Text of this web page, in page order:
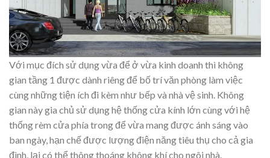
Với mục đích sử dụng vừa để ở vừa kinh doanh thì không
gian tầng 1 được dành riêng để bố trí văn phòng làm việc
cùng những tiện ích đi kèm như bếp và nhà vệ sinh. Không
gian này gia chủ sử dụng hệ thống cửa kính lớn cùng với hệ
thống rèm cửa phía trong để vừa mang được ánh sáng vào
ban ngày, hạn chế được lượng điện năng tiêu thụ cho cả gia
đình, lại có thể thông thoáng không khí cho ngôi nhà.